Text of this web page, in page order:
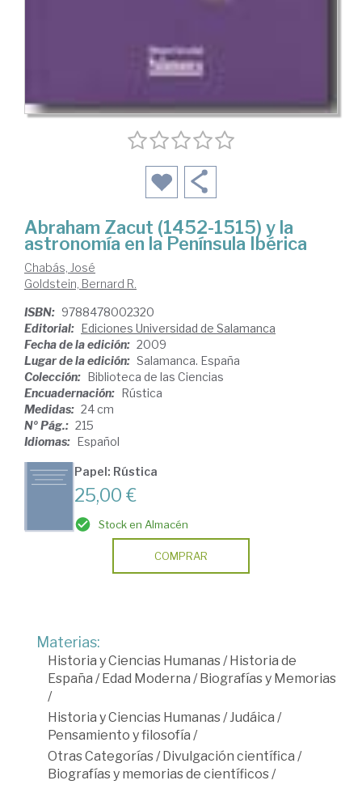
Abraham Zacut (1452-1515) y la
astronomía en la Península Ibérica
Chabás, José
Goldstein, Bernard R.
ISBN: 9788478002320
Editorial: Ediciones Universidad de Salamanca
Fecha de la edición: 2009
Lugar de la edición: Salamanca. España
Colección: Biblioteca de las Ciencias
Encuadernación: Rústica
Medidas: 24 cm
Nº Pág.: 215
Idiomas: Español
Papel: Rústica
25,00 €
Stock en Almacén
COMPRAR
Materias:
Historia y Ciencias Humanas/Historia de
España /Edad Moderna /Biografías y Memorias
/
Historia y Ciencias Humanas/Judáica /
Pensamiento y filosofía /
Otras Categorías/Divulgación científica /
Biografías y memorias de científicos/